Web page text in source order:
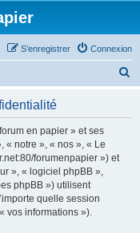
Connexion
S’enregistrer
en papier » et ses
« notre », « nos », « Le
forumenpapier ») et
», « logiciel phpBB »,
phpBB ») utilisent
quelle session
vos informations »).